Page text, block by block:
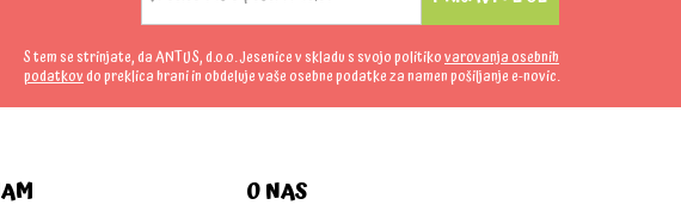
S tem se strinjate, da ANTUS, d.o.o. Jesenice v skladu s svojo politikovarovanja osebnih
podatkovdo preklica hrani in obdeluje vaše osebne podatke za namen pošiljanje e-novic.
O NAS